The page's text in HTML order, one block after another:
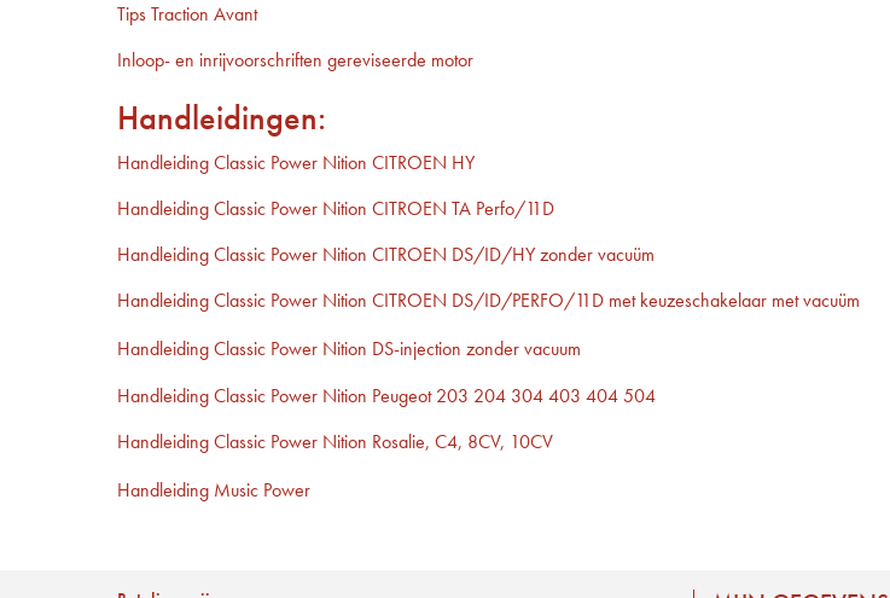
Tips Traction Avant
Inloop- en inrijvoorschriften gereviseerde motor
Handleidingen:
Handleiding Classic Power Nition CITROEN HY
Handleiding Classic Power Nition CITROEN TA Perfo/11D
Handleiding Classic Power Nition CITROEN DS/ID/HY zonder vacuüm
Handleiding Classic Power Nition CITROEN DS/ID/PERFO/11D met keuzeschakelaar met vacuüm
Handleiding Classic Power Nition DS-injection zonder vacuum
Handleiding Classic Power Nition Peugeot 203 204 304 403 404 504
Handleiding Classic Power Nition Rosalie, C4, 8CV, 10CV
Handleiding Music Power